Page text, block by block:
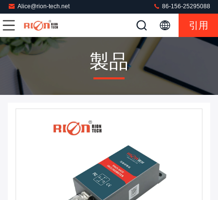
Alice@rion-tech.net 86-156-25295088
引用
製品